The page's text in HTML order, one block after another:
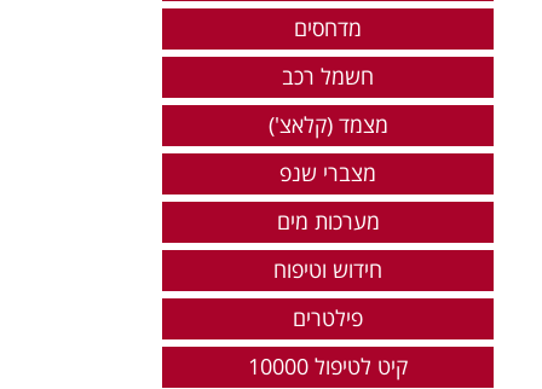
מדחסים
חשמל רכב
מצמד (קלאצ')
מצברי שנפ
מערכות מים
חידוש וטיפוח
פילטרים
קיט לטיפול 10000